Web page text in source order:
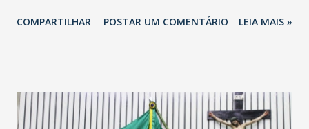
Havan Fortaleza ainda não foi anunciada oficialmente, mas
COMPARTILHAR POSTAR UM COMENTÁRIO LEIA MAIS »